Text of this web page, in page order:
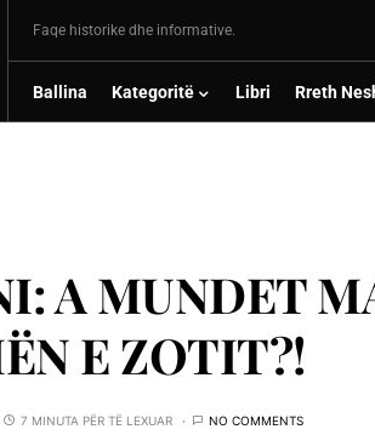
Faqe historike dhe informative.
Ballina Kategoritë Libri Rreth
A MUNDET
E ZOTIT?!
7 MINUTA PËR TË LEXUAR NO COMMENTS